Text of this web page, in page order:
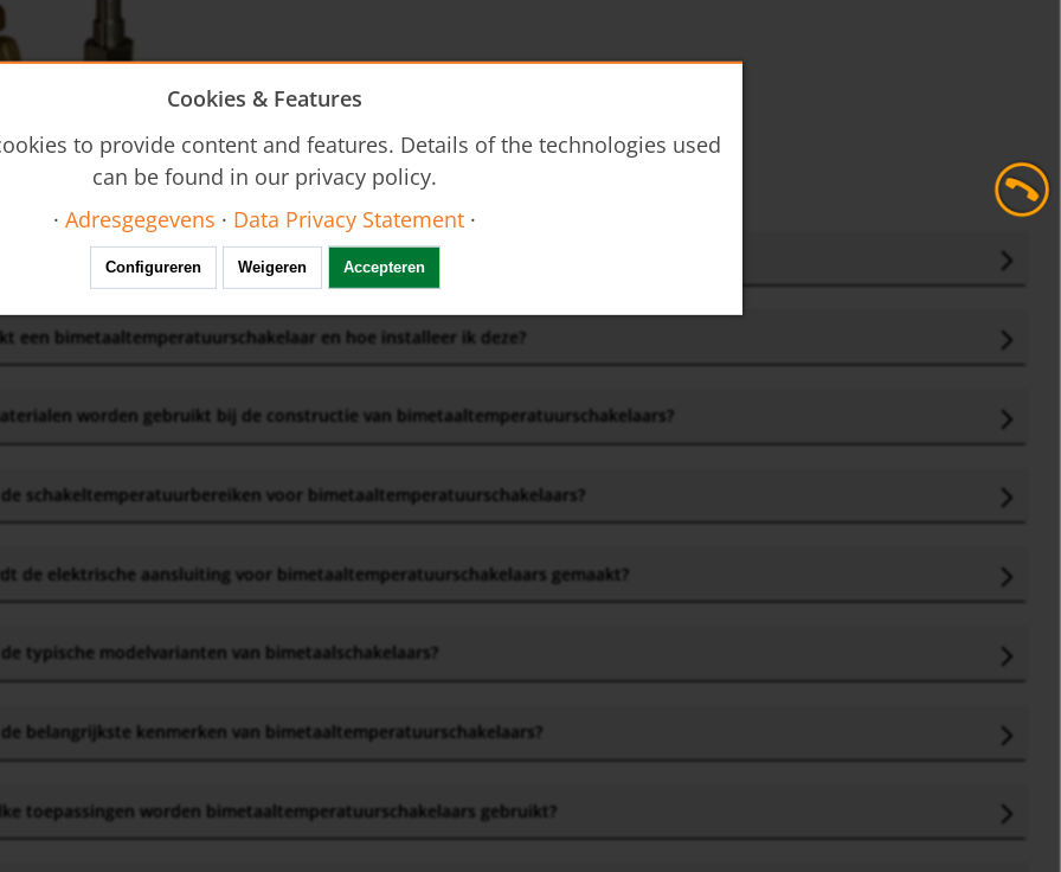
TBS
vragen: Bi-metaalschakelaar
bimetaaltemperatuurschakelaar
een bimetaaltemperatuurschakelaar en hoe installeer ik deze?
worden gebruikt bij de constructie van bimetaaltemperatuurschakelaars ?
schakeltemperatuurbereiken voor bimetaaltemperatuurschakelaars?
de elektrische aansluiting voor bimetaaltemperatuurschakelaars gemaakt ?
typische modelvarianten van bimetaalschakelaars ?
belangrijkste kenmerken van bimetaaltemperatuurschakelaars ?
toepassingen worden bimetaaltemperatuurschakelaars gebruikt ?
Cookies & Features
to provide content and features. Details of the technologies used
can be found in our privacy policy.
·Adresgegevens · Data Privacy Statement ·
Configureren Weigeren Accepteren